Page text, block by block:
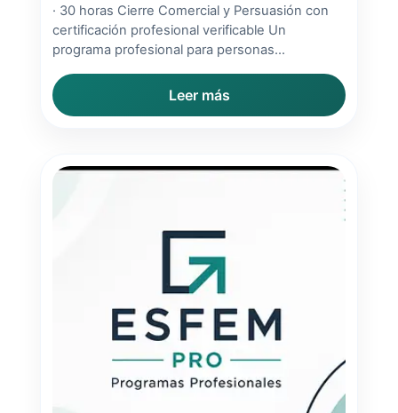
· 30 horas Cierre Comercial y Persuasión con
certificación profesional verificable Un
programa profesional para personas...
Leer más